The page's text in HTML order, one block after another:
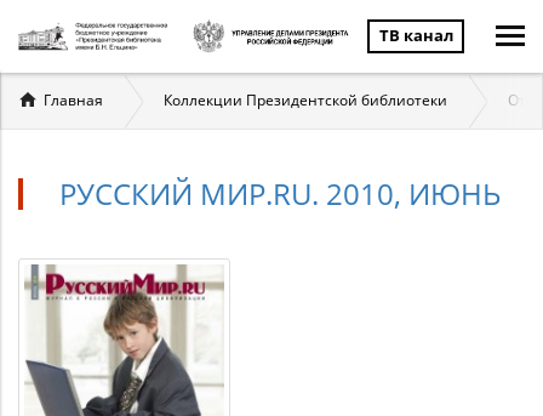
ТВ канал
Вы
здесь
Главная Коллекции Президентской библиотеки
РУССКИЙ МИР.RU. 2010, ИЮНЬ